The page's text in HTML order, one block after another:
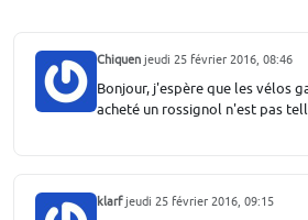
Chiquen jeudi 25 février 2016, 08:46
Bonjour, j'espère que les vélos
acheté un rossignol n'est pas
klarfjeudi 25 février 2016, 09:15